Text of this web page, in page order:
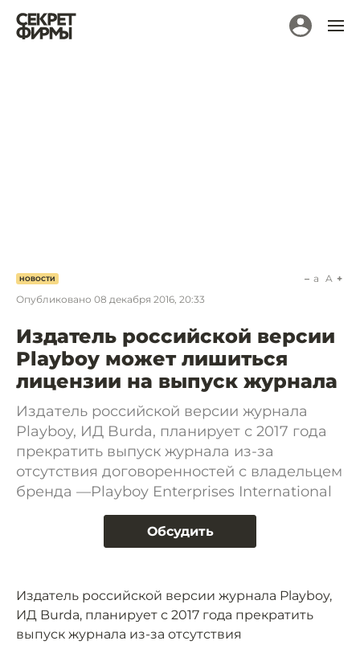
НОВОСТИ
Опубликовано 08 декабря 2016, 20:33
a A
Издатель российской версии
Playboy может лишиться
лицензии на выпуск журнала
Издатель российской версии журнала
Playboy, ИД Burda, планирует с 2017 года
прекратить выпуск журнала из-за
отсутствия договоренностей с владельцем
бренда —Playboy Enterprises International
Обсудить
Издатель российской версии журнала Playboy,
ИД Burda, планирует с 2017 года прекратить
выпуск журнала из-за отсутствия